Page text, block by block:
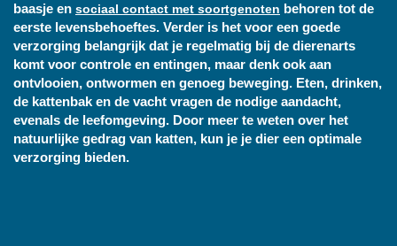
baasje en sociaal contact met soortgenoten behoren tot de
eerste levensbehoeftes. Verder is het voor een goede
verzorging belangrijk dat je regelmatig bij de dierenarts
komt voor controle en entingen, maar denk ook aan
ontvlooien, ontwormen en genoeg beweging. Eten, drinken,
de kattenbak en de vacht vragen de nodige aandacht,
evenals de leefomgeving. Door meer te weten over het
natuurlijke gedrag van katten, kun je je dier een optimale
verzorging bieden.